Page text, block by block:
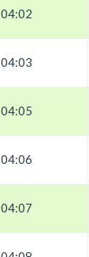
04:02
04:03
04:05
04:06
04:07